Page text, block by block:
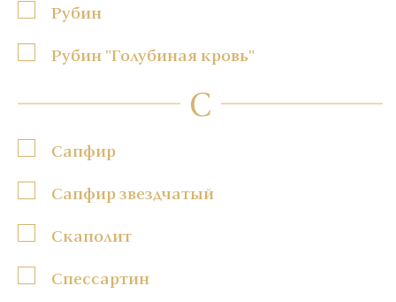
Рубин
Рубин "Голубиная кровь"
С
Сапфир
Сапфир звездчатый
Скаполит
Спессартин